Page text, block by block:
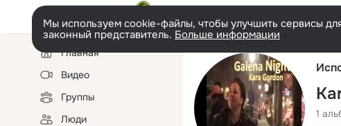
Мы используем cookie-файлы, чтобы улучшить сервисы
законный представитель. Больше информации
Левая
колонкаГлавная
Видео
Группы
Люди
1